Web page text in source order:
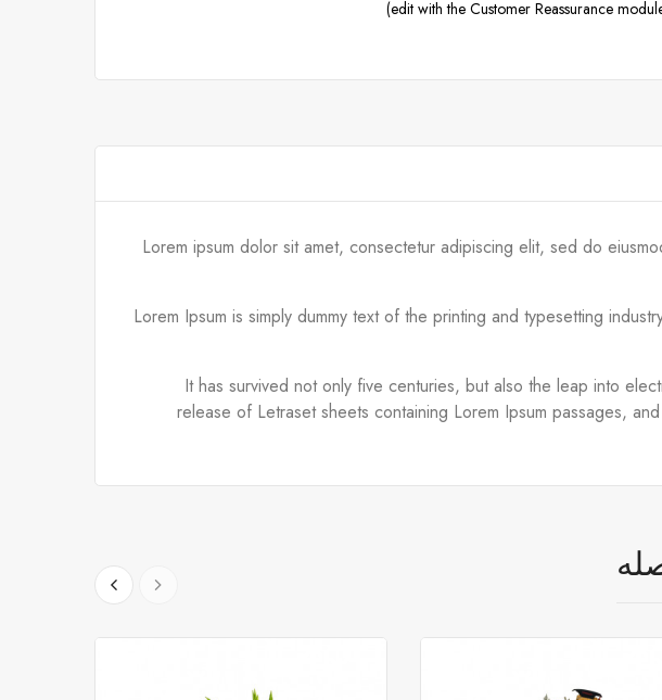
Lorem ipsum dolor sit amet, consectetur adipiscing elit, sed do
Lorem Ipsum is simply dummy text of the printing and typesetting
It has survived not only five centuries, but also the leap into
release of Letraset sheets containing Lorem Ipsum passages,